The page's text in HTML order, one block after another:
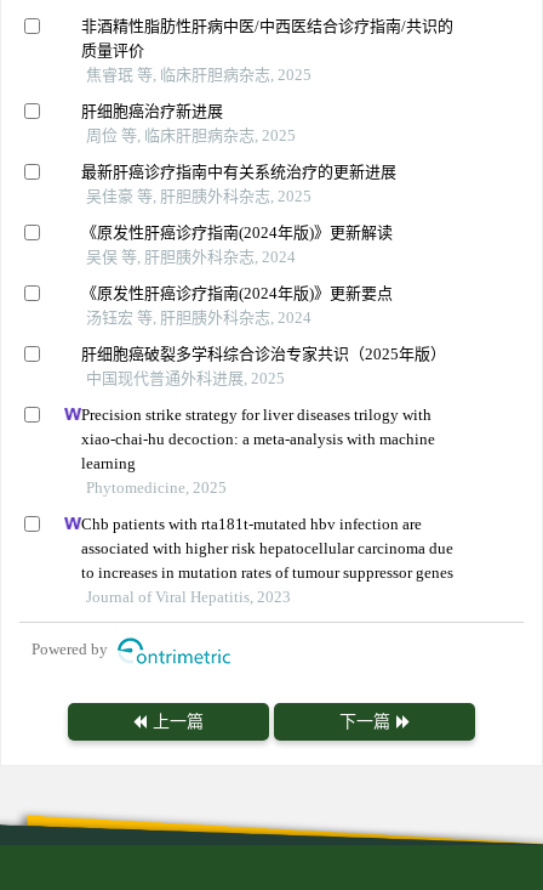
非酒精性脂肪性肝病中医/中西医结合诊疗指南/共识的
质量评价
焦睿珉 等, 临床肝胆病杂志, 2025
肝细胞癌治疗新进展
周俭 等, 临床肝胆病杂志, 2025
最新肝癌诊疗指南中有关系统治疗的更新进展
吴佳豪 等, 肝胆胰外科杂志, 2025
《原发性肝癌诊疗指南(2024年版)》更新解读
吴俣 等, 肝胆胰外科杂志, 2024
《原发性肝癌诊疗指南(2024年版)》更新要点
汤钰宏 等, 肝胆胰外科杂志, 2024
肝细胞癌破裂多学科综合诊治专家共识（2025年版）
中国现代普通外科进展, 2025
Precision strike strategy for liver diseases trilogy with
xiao-chai-hu decoction: a meta-analysis with machine
learning
Phytomedicine, 2025
Chb patients with rta181t-mutated hbv infection are
associated with higher risk hepatocellular carcinoma due
to increases in mutation rates of tumour suppressor genes
Journal of Viral Hepatitis, 2023
Powered by
上一篇 下一篇